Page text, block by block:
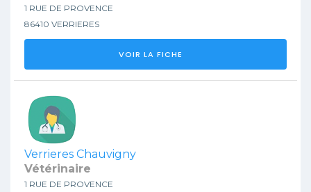
1 RUE DE PROVENCE
86410 VERRIERES
VOIR LA FICHE
Verrieres Chauvigny
Vétérinaire
1 RUE DE PROVENCE